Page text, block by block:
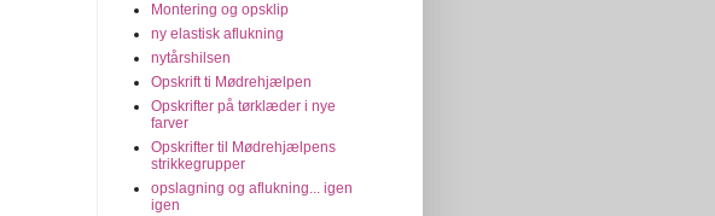
Montering og opsklip
ny elastisk aflukning
nytårshilsen
Opskrift ti Mødrehjælpen
Opskrifter på tørklæder i nye
farver
Opskrifter til Mødrehjælpens
strikkegrupper
opslagning og aflukning... igen
igen